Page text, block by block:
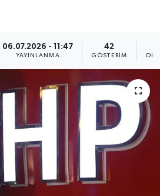
06.07.2026 - 11:47
YAYINLANMA
42
GÖSTERIM